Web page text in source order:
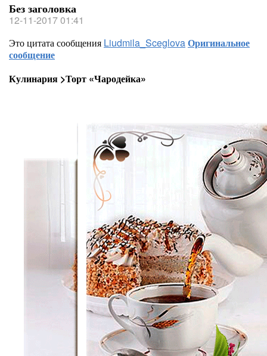
Без заголовка
12-11-2017 01:41
Это цитата сообщения Liudmila_SceglovaОригинальное
сообщение
Кулинария >Торт «Чародейка»